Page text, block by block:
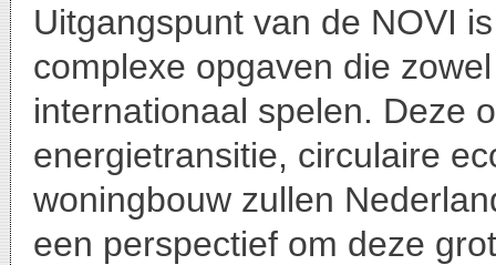
Uitgangspunt van de NOVI
complexe opgaven die
internationaal spelen. Deze
energietransitie, circulaire
woningbouw zullen
een perspectief om deze